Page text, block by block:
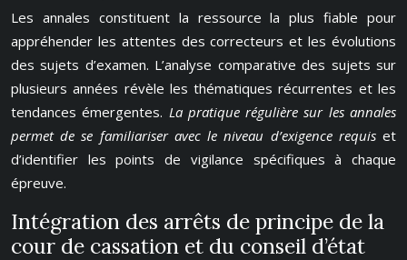
Les annales constituent la ressource la plus fiable pour
appréhender les attentes des correcteurs et les évolutions
des sujets d’examen. L’analyse comparative des sujets sur
plusieurs années révèle les thématiques récurrentes et les
tendances émergentes. La pratique régulière sur les annales
permet de se familiariser avec le niveau d’exigence requis et
d’identifier les points de vigilance spécifiques à chaque
épreuve.
Intégration des arrêts de principe de la
cour de cassation et du conseil d’état